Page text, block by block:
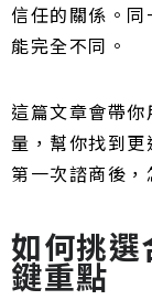
信任的關係。
能完全不同。
這篇文章會帶
量，幫你找到
第一次諮商後
如何挑選
鍵重點